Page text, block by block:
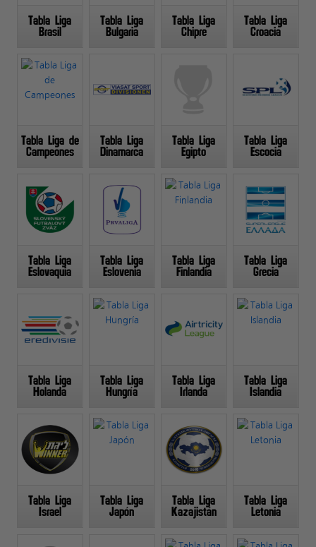
Tabla Liga
Brasil
Tabla Liga
Bulgaria
Tabla Liga
Chipre
Tabla Liga
Croacia
Tabla Liga de
Campeones
Tabla Liga
Dinamarca
Tabla Liga
Egipto
Tabla Liga
Escocia
Tabla Liga
Eslovaquia
Tabla Liga
Eslovenia
Tabla Liga
Finlandia
Tabla Liga
Grecia
Tabla Liga
Holanda
Tabla Liga
Hungría
Tabla Liga
Irlanda
Tabla Liga
Islandia
Tabla Liga
Israel
Tabla Liga
Japón
Tabla Liga
Kazajistán
Tabla Liga
Letonia